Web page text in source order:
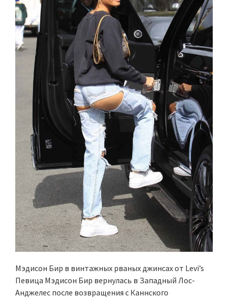
Мэдисон Бир в винтажных рваных джинсах от Levi’s
Певица Мэдисон Бир вернулась в Западный Лос-
Анджелес после возвращения с Каннского